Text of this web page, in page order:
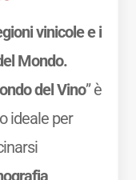
vinicole e i
Mondo.
del Vino” è
ideale per